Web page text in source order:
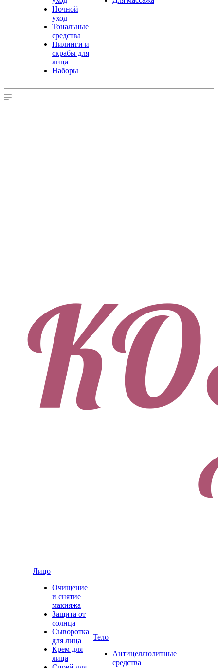
Ночной
уход
Тональные
средства
Пилинги и
скрабы для
лица
Наборы
Лицо
Очищение
и снятие
макияжа
Защита от
солнца
Сыворотка
для лица
Крем для
лица
Тело
Антицеллюлитные
средства